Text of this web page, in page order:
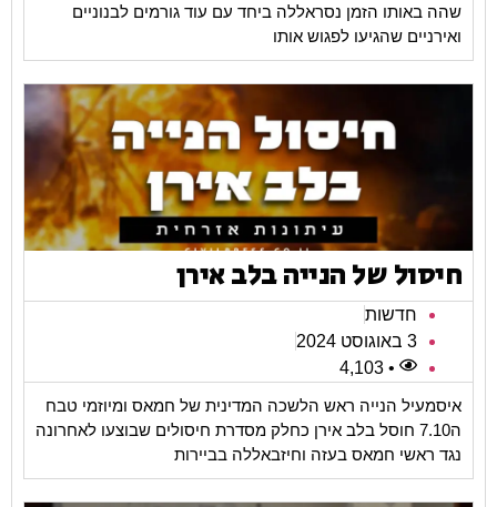
שהה באותו הזמן נסראללה ביחד עם עוד גורמים לבנוניים
ואירניים שהגיעו לפגוש אותו
חיסול של הנייה בלב אירן
חדשות
3 באוגוסט 2024
• 4,103
איסמעיל הנייה ראש הלשכה המדינית של חמאס ומיוזמי טבח
ה7.10 חוסל בלב אירן כחלק מסדרת חיסולים שבוצעו לאחרונה
נגד ראשי חמאס בעזה וחיזבאללה בביירות